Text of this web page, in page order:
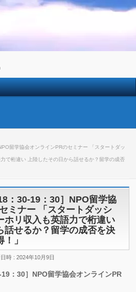
留学協会オンラインPRのセミナー 「スタートダッ
で桁違い 上陸したその日から話せるか？留学の成否
：30-19：30］NPO留学協
ミナー 「スタートダッシ
ホリ収入も英語力で桁違い
話せるか？留学の成否を決
」
時 : 2024年10月9日
：30］NPO留学協会オンラインPR